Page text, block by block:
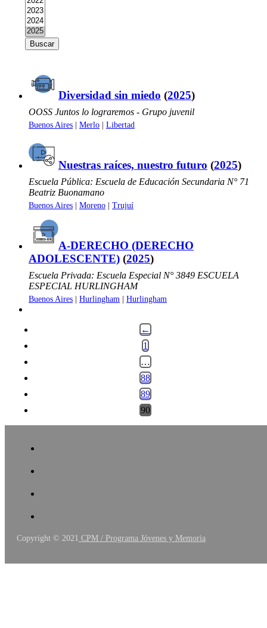
Diversidad sin miedo (2025)
OOSS Juntos lo lograremos - Grupo juvenil
Buenos Aires | Merlo | Libertad
Nuestras raíces, nuestro futuro (2025)
Escuela Pública: Escuela de Educación Secundaria N° 71
Beatriz Buonamano
Buenos Aires | Moreno | Trujuí
A-DERECHO (DERECHO
ADOLESCENTE) (2025)
Escuela Privada: Escuela Especial N° 3849 ESCUELA
ESPECIAL HURLINGHAM
Buenos Aires | Hurlingham | Hurlingham
←
1
…
88
89
90
Copyright © 2021 CPM / Programa Jóvenes y Memoria